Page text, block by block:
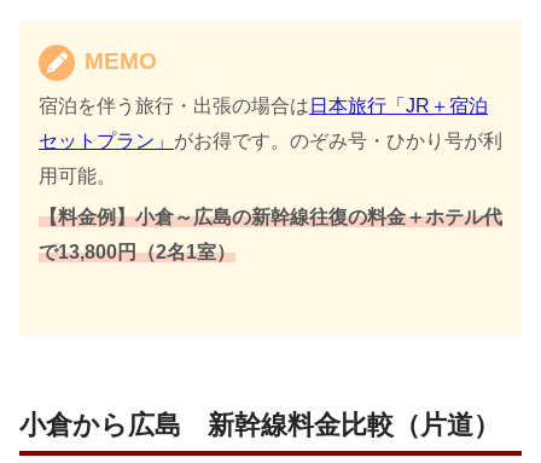
MEMO
宿泊を伴う旅行・出張の場合は 日本旅行「JR＋宿泊
セットプラン」 がお得です。のぞみ号・ひかり号が利
用可能。
【料金例】小倉～広島の新幹線往復の料金＋ホテル代
で13,800円（2名1室）
小倉から広島 新幹線料金比較（片道）